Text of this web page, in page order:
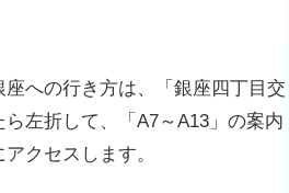
座への行き方は、「銀座四丁目交
左折して、「A7～A13」の案内
クセスします。